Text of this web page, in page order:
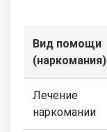
Вид помощи
(наркомания)
Лечение
наркомании